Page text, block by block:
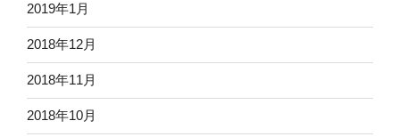
2019年1月
2018年12月
2018年11月
2018年10月